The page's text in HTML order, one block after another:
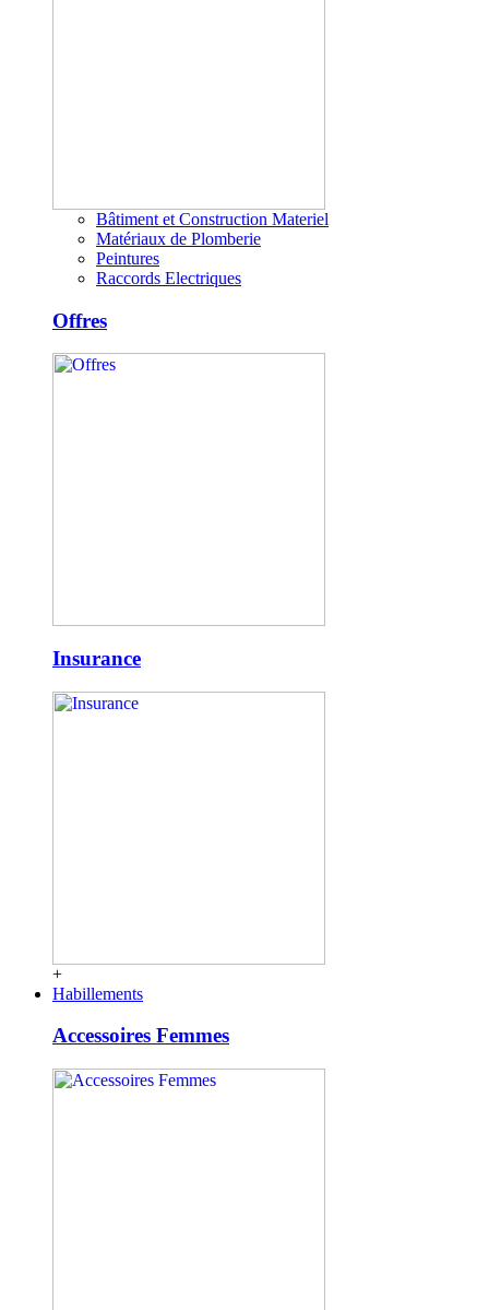
Bâtiment et Construction Materiel
Matériaux de Plomberie
Peintures
Raccords Electriques
Offres
Insurance
+
Habillements
Accessoires Femmes